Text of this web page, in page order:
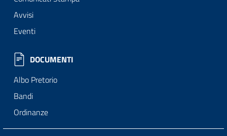
Avvisi
Eventi
DOCUMENTI
Albo Pretorio
Bandi
Ordinanze